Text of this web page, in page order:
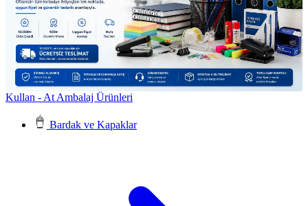
Kullan - At Ambalaj Ürünleri
Bardak ve Kapaklar